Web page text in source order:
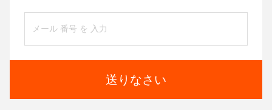
送りなさい